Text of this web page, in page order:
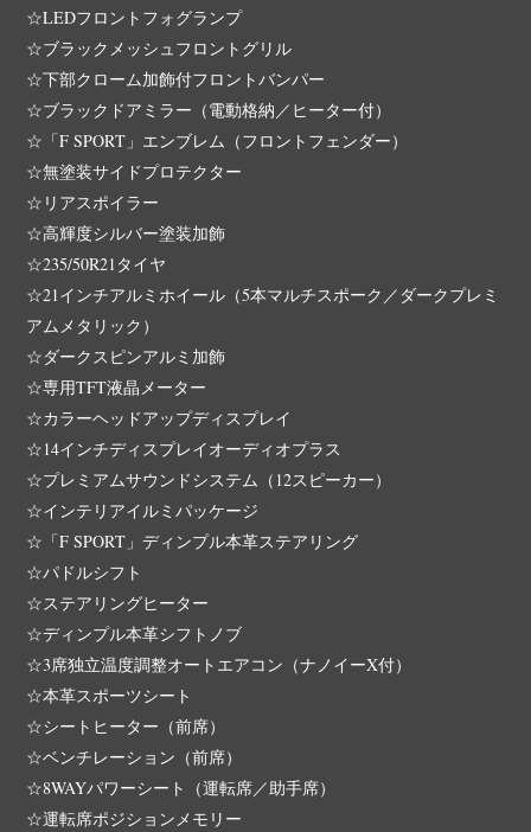
☆LEDフロントフォグランプ
☆ブラックメッシュフロントグリル
☆下部クローム加飾付フロントバンパー
☆ブラックドアミラー（電動格納／ヒーター付）
☆「F SPORT」エンブレム（フロントフェンダー）
☆無塗装サイドプロテクター
☆リアスポイラー
☆高輝度シルバー塗装加飾
☆235/50R21タイヤ
☆21インチアルミホイール（5本マルチスポーク／ダークプレミ
アムメタリック）
☆ダークスピンアルミ加飾
☆専用TFT液晶メーター
☆カラーヘッドアップディスプレイ
☆14インチディスプレイオーディオプラス
☆プレミアムサウンドシステム（12スピーカー）
☆インテリアイルミパッケージ
☆「F SPORT」ディンプル本革ステアリング
☆パドルシフト
☆ステアリングヒーター
☆ディンプル本革シフトノブ
☆3席独立温度調整オートエアコン（ナノイーX付）
☆本革スポーツシート
☆シートヒーター（前席）
☆ベンチレーション（前席）
☆8WAYパワーシート（運転席／助手席）
☆運転席ポジションメモリー